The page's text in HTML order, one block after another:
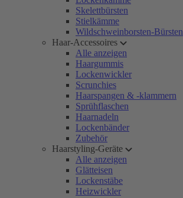
Skelettbürsten
Stielkämme
Wildschweinborsten-Bürsten
Haar-Accessoires
Alle anzeigen
Haargummis
Lockenwickler
Scrunchies
Haarspangen & -klammern
Sprühflaschen
Haarnadeln
Lockenbänder
Zubehör
Haarstyling-Geräte
Alle anzeigen
Glätteisen
Lockenstäbe
Heizwickler